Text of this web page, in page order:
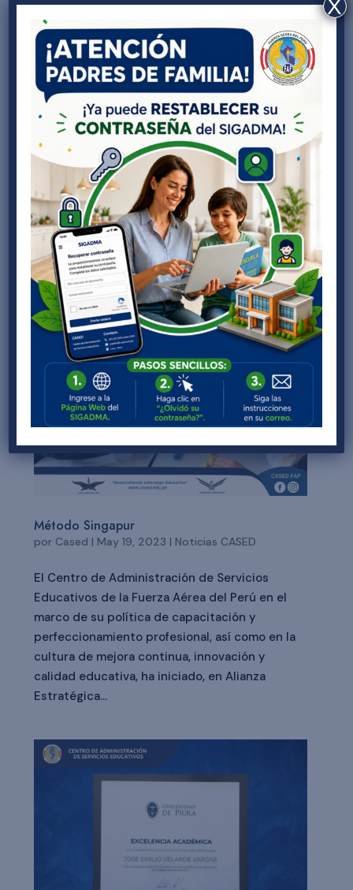
Programa Neuromotor
por Cased|May 19, 2023|Noticias CASED
Con la finalidad de brindar a nuestros niños del
Nivel Inicial, mejores y mayores experiencias
para potenciar su desarrollo neuromotor, así
como seguir estimulando su sentido auditivo y
su relación con el ambiente y el entorno, el
Centro de Administración de Servicios...
Método Singapur
por Cased | May 19, 2023 | Noticias CASED
El Centro de Administración de Servicios
Educativos de la Fuerza Aérea del Perú en el
marco de su política de capacitación y
perfeccionamiento profesional, así como en la
cultura de mejora continua, innovación y
calidad educativa, ha iniciado, en Alianza
Estratégica...
X